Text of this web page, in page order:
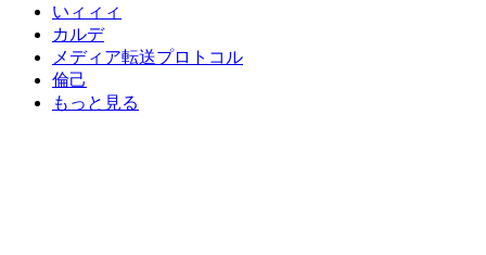
いィィィ
カルデ
メディア転送プロトコル
倫己
もっと見る